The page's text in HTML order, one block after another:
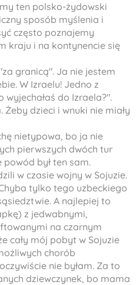
ten polsko-żydowski
sposób myślenia i
często poznajemy
kraju i na kontynencie się
granicą". Ja nie jestem
W Izraelu! Jedno z
do Izraela?".
dzieci i wnuki nie miały
nietypowa, bo ja nie
pierwszych dwóch tur
był ten sam.
w czasie wojny w Sojuzie.
tylko tego uzbeckiego
A najlepiej to
z jedwabnymi,
na czarnym
cały mój pobyt w Sojuzie
chorób
nie byłam. Za to
dziewczynek, bo mama